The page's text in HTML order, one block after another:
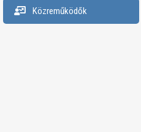
Közreműködők